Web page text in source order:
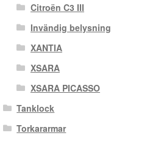
Citroën C3 III
Invändig belysning
XANTIA
XSARA
XSARA PICASSO
Tanklock
Torkararmar